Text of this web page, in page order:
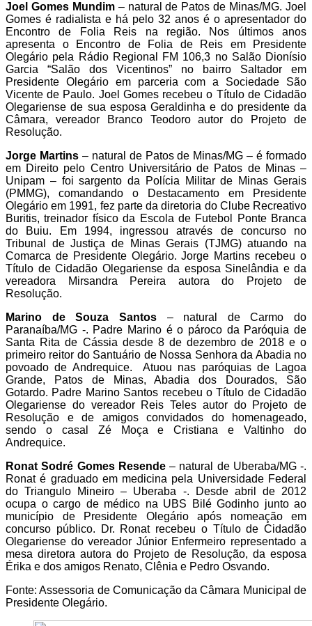
Joel Gomes Mundim– natural de Patos de Minas/MG. Joel
Gomes é radialista e há pelo 32 anos é o apresentador do
Encontro de Folia Reis na região. Nos últimos anos
apresenta o Encontro de Folia de Reis em Presidente
Olegário pela Rádio Regional FM 106,3 no Salão Dionísio
Garcia “Salão dos Vicentinos” no bairro Saltador em
Presidente Olegário em parceria com a Sociedade São
Vicente de Paulo. Joel Gomes recebeu o Título de Cidadão
Olegariense de sua esposa Geraldinha e do presidente da
Câmara, vereador Branco Teodoro autor do Projeto de
Resolução.
Jorge Martins– natural de Patos de Minas/MG – é formado
em Direito pelo Centro Universitário de Patos de Minas –
Unipam – foi sargento da Polícia Militar de Minas Gerais
(PMMG), comandando o Destacamento em Presidente
Olegário em 1991, fez parte da diretoria do Clube Recreativo
Buritis, treinador físico da Escola de Futebol Ponte Branca
do Buiu. Em 1994, ingressou através de concurso no
Tribunal de Justiça de Minas Gerais (TJMG) atuando na
Comarca de Presidente Olegário. Jorge Martins recebeu o
Título de Cidadão Olegariense da esposa Sinelândia e da
vereadora Mirsandra Pereira autora do Projeto de
Resolução.
Marino de Souza Santos– natural de Carmo do
Paranaíba/MG -. Padre Marino é o pároco da Paróquia de
Santa Rita de Cássia desde 8 de dezembro de 2018 e o
primeiro reitor do Santuário de Nossa Senhora da Abadia no
povoado de Andrequice. Atuou nas paróquias de Lagoa
Grande, Patos de Minas, Abadia dos Dourados, São
Gotardo. Padre Marino Santos recebeu o Título de Cidadão
Olegariense do vereador Reis Teles autor do Projeto de
Resolução e de amigos convidados do homenageado,
sendo o casal Zé Moça e Cristiana e Valtinho do
Andrequice.
Ronat Sodré Gomes Resende– natural de Uberaba/MG -.
Ronat é graduado em medicina pela Universidade Federal
do Triangulo Mineiro – Uberaba -. Desde abril de 2012
ocupa o cargo de médico na UBS Bilé Godinho junto ao
município de Presidente Olegário após nomeação em
concurso público. Dr. Ronat recebeu o Título de Cidadão
Olegariense do vereador Júnior Enfermeiro representado a
mesa diretora autora do Projeto de Resolução, da esposa
Érika e dos amigos Renato, Clênia e Pedro Osvando.
Fonte: Assessoria de Comunicação da Câmara Municipal de
Presidente Olegário.